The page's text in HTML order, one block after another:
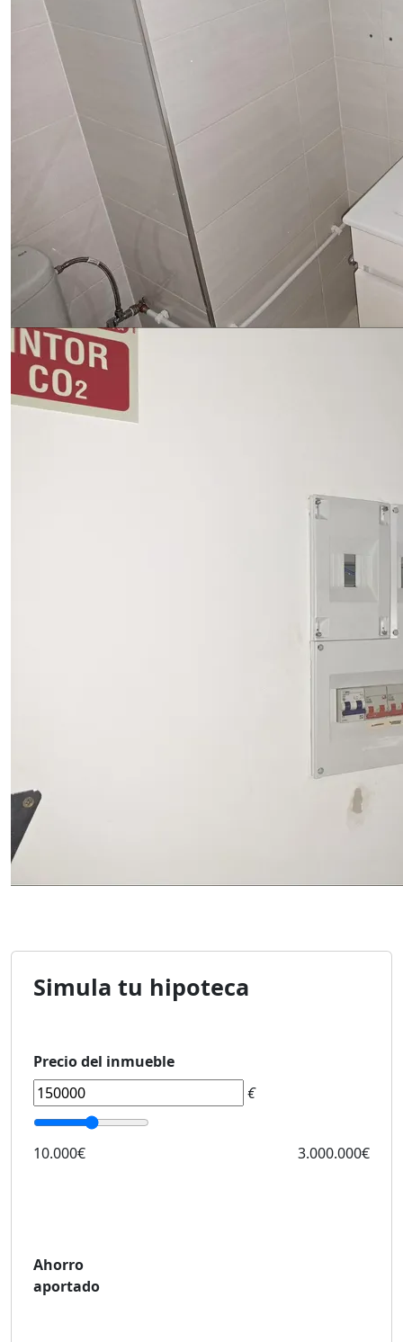
Simula tu hipoteca
Precio del inmueble
€
10.000€ 3.000.000€
Ahorro
aportado